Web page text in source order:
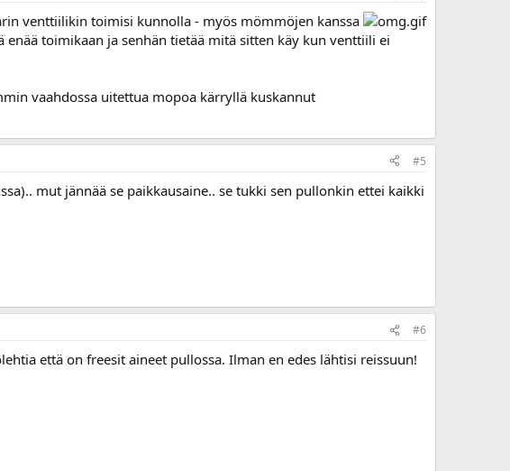
venttiilikin toimisi kunnolla - myös mömmöjen kanssa
toimikaan ja senhän tietää mitä sitten käy kun venttiili ei
vaahdossa uitettua mopoa kärryllä kuskannut
#5
mut jännää se paikkausaine.. se tukki sen pullonkin ettei kaikki
#6
että on freesit aineet pullossa. Ilman en edes lähtisi reissuun!